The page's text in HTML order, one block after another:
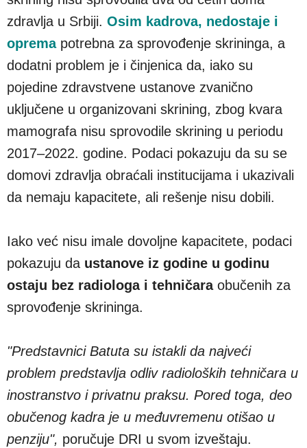
zdravlja u Srbiji. Osim kadrova, nedostaje i
opremapotrebna za sprovođenje skrininga, a
dodatni problem je i činjenica da, iako su
pojedine zdravstvene ustanove zvanično
uključene u organizovani skrining, zbog kvara
mamografa nisu sprovodile skrining u periodu
2017–2022. godine. Podaci pokazuju da su se
domovi zdravlja obraćali institucijama i ukazivali
da nemaju kapacitete, ali rešenje nisu dobili.
Iako već nisu imale dovoljne kapacitete, podaci
pokazuju da ustanove iz godine u godinu
ostaju bez radiologa i tehničaraobučenih za
sprovođenje skrininga.
"Predstavnici Batuta su istakli da najveći
problem predstavlja odliv radioloških tehničara u
inostranstvo i privatnu praksu. Pored toga, deo
obučenog kadra je u međuvremenu otišao u
penziju", poručuje DRI u svom izveštaju.